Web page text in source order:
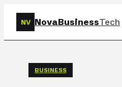
NV NovaBusinessTech
BUSINESS